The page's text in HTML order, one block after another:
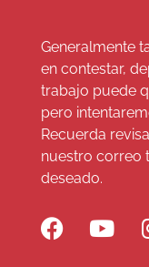
Generalmente
en contestar,
trabajo puede
pero
Recuerda
nuestro correo
deseado.